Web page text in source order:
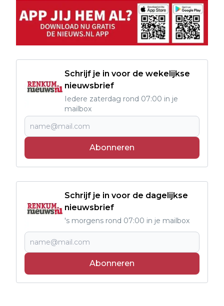
Schrijf je in voor de wekelijkse
nieuwsbrief
Iedere zaterdag rond 07:00 in je
mailbox
Abonneren
Schrijf je in voor de dagelijkse
nieuwsbrief
's morgens rond 07:00 in je mailbox
Abonneren